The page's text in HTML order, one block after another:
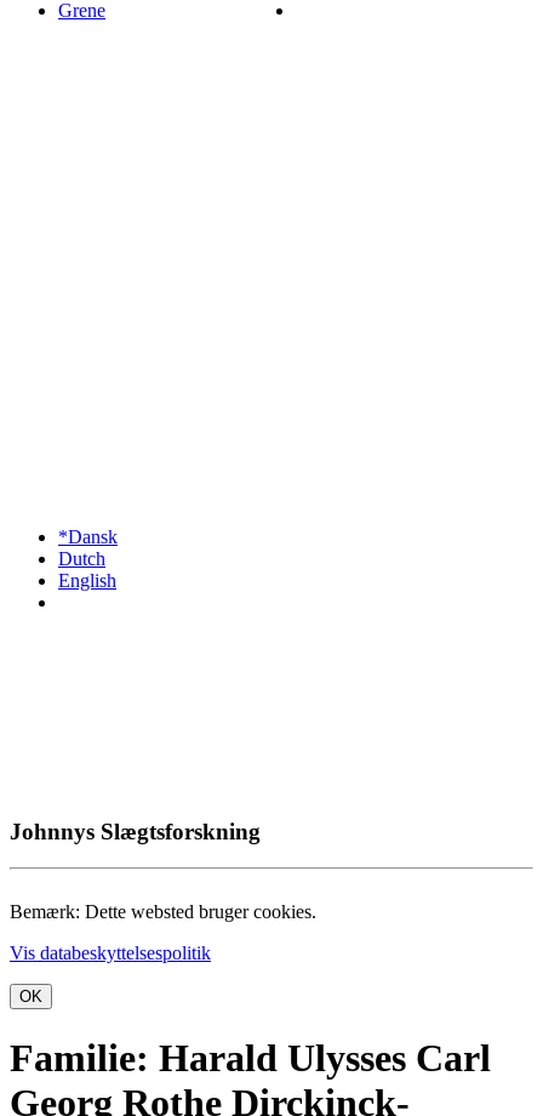
Grene
*Dansk
Dutch
English
Johnnys Slægtsforskning
Bemærk: Dette websted bruger cookies.
Vis databeskyttelsespolitik
OK
Familie: Harald Ulysses Carl
Georg Rothe Dirckinck-